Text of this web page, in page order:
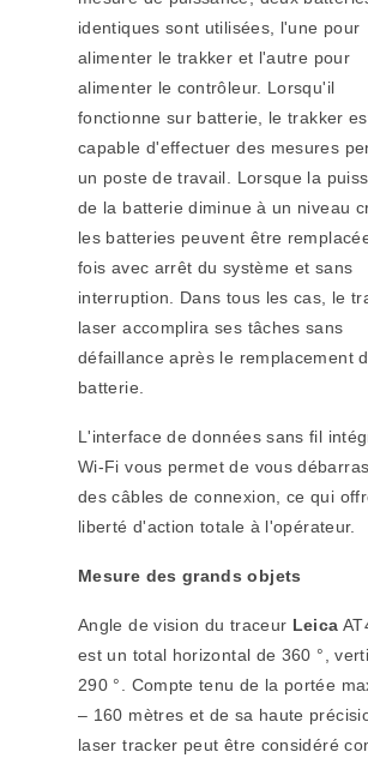
identiques sont utilisées, l'une pour
alimenter le trakker et l'autre pour
alimenter le contrôleur. Lorsqu'il
fonctionne sur batterie, le trakker
capable d'effectuer des mesures
un poste de travail. Lorsque la
de la batterie diminue à un niveau
les batteries peuvent être
fois avec arrêt du système et sans
interruption. Dans tous les cas, le
laser accomplira ses tâches sans
défaillance après le remplacement
batterie.
L'interface de données sans fil
Wi-Fi vous permet de vous
des câbles de connexion, ce qui
liberté d'action totale à l'opérateur.
Mesure des grands objets
Angle de vision du traceur Leica
est un total horizontal de 360 °,
290 °. Compte tenu de la portée
– 160 mètres et de sa haute
laser tracker peut être considéré